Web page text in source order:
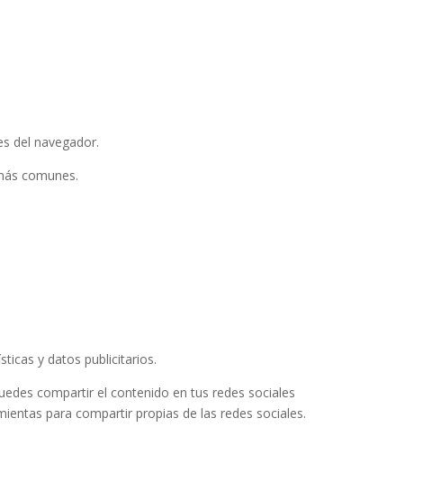
del navegador.
comunes.
y datos publicitarios.
compartir el contenido en tus redes sociales
para compartir propias de las redes sociales.